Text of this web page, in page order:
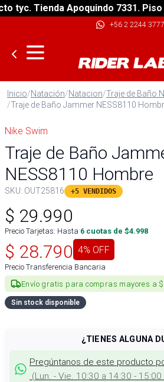
tyc. Tienda Apoquindo 7331. Piso
+56 2 2244 3777
Inicio/Natación/Natacion/Traje de Baño
/Traje de Baño Jammer NESS8110
Nike Swim
Traje de Baño
NESS8110 Hombre
SKU: OUT25816 +5 VENDIDOS
$ 29.990
Precio Tarjetas: Hasta 6 cuotas de $4.998
$ 28.790 4% OFF
Precio Transferencia Bancaria
Envío gratis para compras mayores a
Sin stock disponible
¿TIENES ALGUNA
Pregúntanos de este producto
(Lun. - Vie. 10:30 a 14:30 -